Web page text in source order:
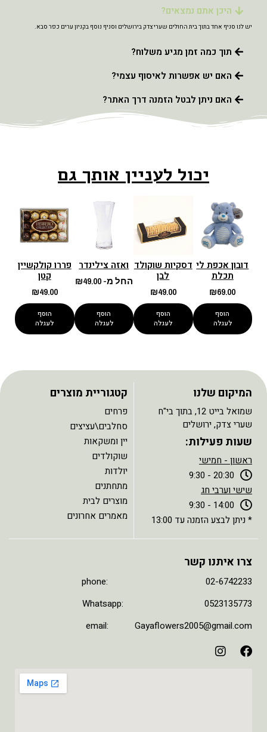
היכן אתם נמצאים?
יש לנו סניף אחד בתוך בית החולים שערי צדק בירושלים וסניף נוסף בקניון ערים כפר סבא.
תוך כמה זמן מגיע משלוח?
האם יש אפשרות לאיסוף עצמי?
האם ניתן לבטל הזמנה דרך האתר?
יכול לעניין אותך גם
דובון אכפת לי
תכלת
₪69.00
הוסף
לעגלה
דסקיות שוקולד
לבן
₪49.00
הוסף
לעגלה
ואזה צילינדר
החל מ- ₪49.00
הוסף
לעגלה
פררו קולקשיין
קטן
₪49.00
הוסף
לעגלה
המיקום שלנו
שמואל בייט 12, בתוך בי"ח
שערי צדק, ירושלים
שעות פעילות:
ראשון - חמישי
20:30 - 9:30
שישי וערבי חג
14:00 - 9:30
* ניתן לבצע הזמנה עד 13:00
קטגוריית מוצרים
פרחים
סחלבים\עציצים
יין ומשקאות
שוקולדים
יולדות
מתחתנים
מוצרים לבית
מאמרים אחרונים
צרו איתנו קשר
phone: 02-6742233
Whatsapp: 0523135773
email: Gayaflowers2005@gmail.com